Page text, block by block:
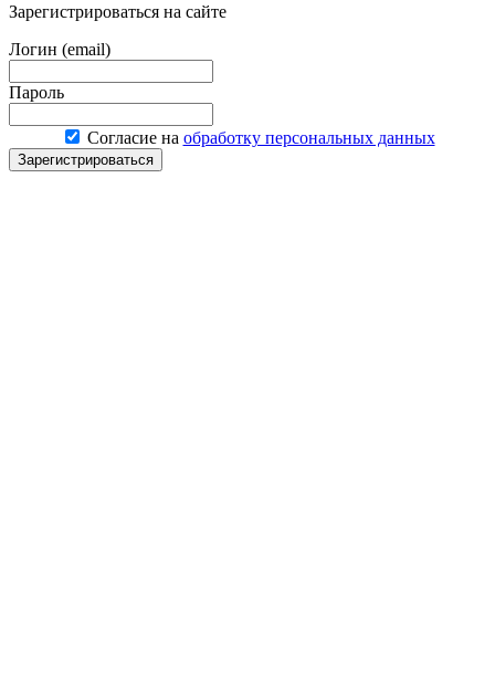
Зарегистрироваться на сайте
Логин (email)
Пароль
Согласие на обработку персональных данных
Зарегистрироваться